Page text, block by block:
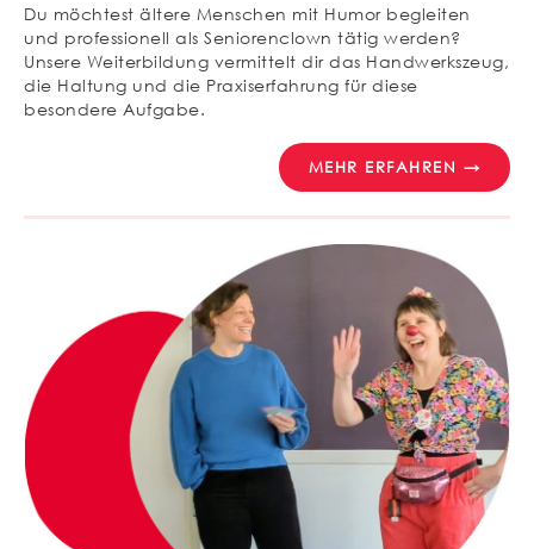
Du möchtest ältere Menschen mit Humor begleiten
und professionell als Seniorenclown tätig werden?
Unsere Weiterbildung vermittelt dir das Handwerkszeug,
die Haltung und die Praxiserfahrung für diese
besondere Aufgabe.
MEHR ERFAHREN →